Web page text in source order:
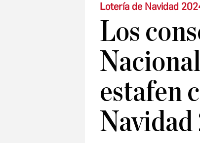
Lotería de Navidad
Los
estafen
Navidad